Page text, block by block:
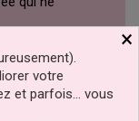
×
votre
et parfois… vous